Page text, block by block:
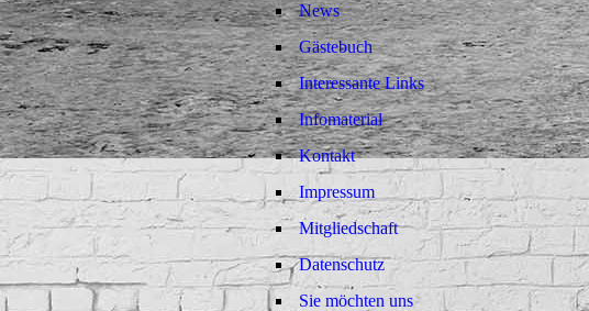
News
Gästebuch
Interessante Links
Infomaterial
Kontakt
Impressum
Mitgliedschaft
Datenschutz
Sie möchten uns